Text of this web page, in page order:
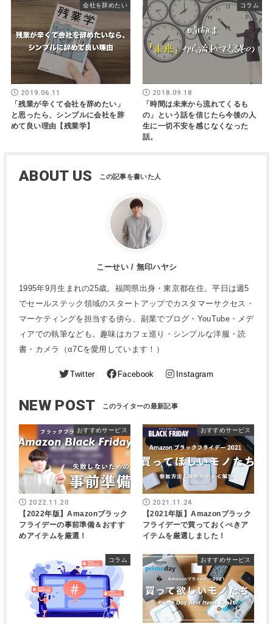
会社を辞めたい
2019.06.11
「残業が辛くて会社を辞めたい」
と思ったら、シンプルに会社を辞
めて良い理由【残業学】
コラム
2018.09.18
「時間は未来から流れてくるも
の」という話を信じたら今後の人
生に一切不安を感じなくなった
話。
ABOUT US
こーせい / 無印ハヤシ
1995年9月生まれの25歳。福岡県出身・東京都在住。平日は週5
でセールステック領域のスタートアップでカスタマーサクセス・
マーケティングを担当する傍ら、副業でブログ・YouTube・メデ
ィアでの執筆なども。趣味はカフェ巡り・シンプルな洋服・読
書・カメラ（α7Cを愛用しています！）
Twitter Facebook Instagram
NEW POST
おすすめサービス
2022.11.20
【2022年版】Amazonブラック
フライデーの事前準備＆おすす
めアイテムを厳選！
おすすめサービス
2021.11.24
【2021年版】Amazonブラック
フライデーで買っておくべきア
イテムを厳選しました！
コラム おすすめサービス